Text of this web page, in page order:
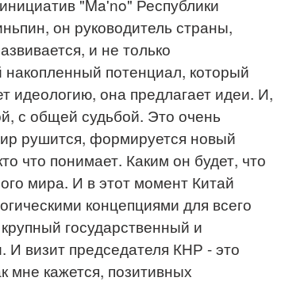
он руководитель страны,
и не только
потенциал, который
идеологию, она предлагает идеи. И,
с общей судьбой. Это очень
рушится, формируется новый
что понимает. Каким он будет, что
мира. И в этот момент Китай
концепциями для всего
государственный и
И визит председателя КНР - это
мне кажется, позитивных